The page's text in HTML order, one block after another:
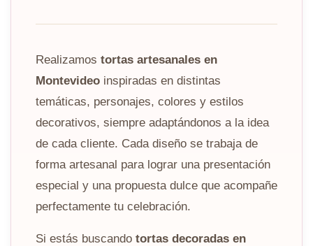
Realizamos tortas artesanales en
Montevideo inspiradas en distintas
temáticas, personajes, colores y estilos
decorativos, siempre adaptándonos a la idea
de cada cliente. Cada diseño se trabaja de
forma artesanal para lograr una presentación
especial y una propuesta dulce que acompañe
perfectamente tu celebración.
Si estás buscando tortas decoradas en